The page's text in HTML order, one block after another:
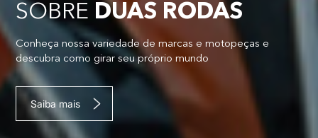
SOBRE DUAS RODAS
Conheça nossa variedade de marcas e motopeças e
descubra como girar seu próprio mundo
Saiba mais